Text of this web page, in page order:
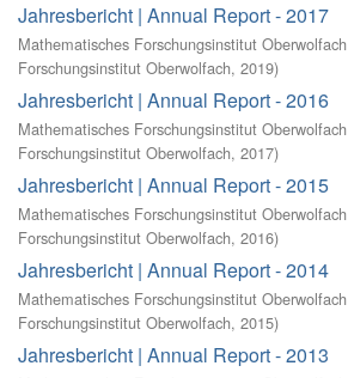
Jahresbericht | Annual Report - 2017
Mathematisches Forschungsinstitut Oberwolfach
Forschungsinstitut Oberwolfach, 2019)
Jahresbericht | Annual Report - 2016
Mathematisches Forschungsinstitut Oberwolfach
Forschungsinstitut Oberwolfach, 2017)
Jahresbericht | Annual Report - 2015
Mathematisches Forschungsinstitut Oberwolfach
Forschungsinstitut Oberwolfach, 2016)
Jahresbericht | Annual Report - 2014
Mathematisches Forschungsinstitut Oberwolfach
Forschungsinstitut Oberwolfach, 2015)
Jahresbericht | Annual Report - 2013